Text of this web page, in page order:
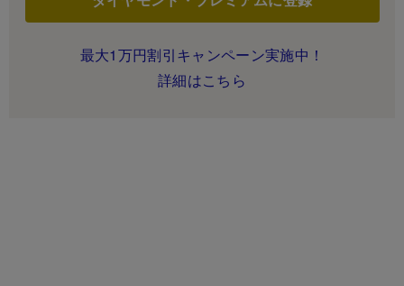
最大1万円割引キャンペーン実施中！
詳細はこちら